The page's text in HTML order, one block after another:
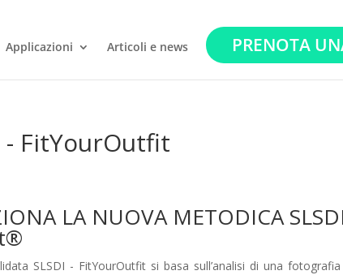
Applicazioni Articoli e news PRENOTA
- FitYourOutfit
LA NUOVA METODICA
SLSDI - FitYourOutfit si basa sull’analisi di una